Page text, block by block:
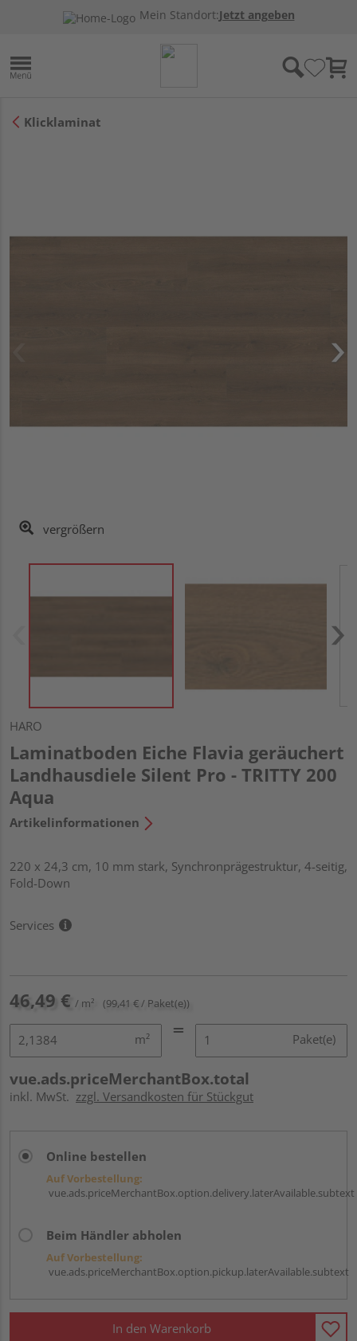
Mein Standort:Jetzt angeben
Klicklaminat
vergrößern
HARO
Laminatboden Eiche Flavia geräuchert
Landhausdiele Silent Pro - TRITTY 200
Aqua
Artikelinformationen
220 x 24,3 cm, 10 mm stark, Synchronprägestruktur, 4-seitig,
Fold-Down
Services
46,49 € / m² (99,41 € / Paket(e))
m² Paket(e)
vue.ads.priceMerchantBox.total
inkl. MwSt. zzgl. Versandkosten für Stückgut
Online bestellen
Auf Vorbestellung:
vue.ads.priceMerchantBox.option.delivery.laterAvailable.subtext
Beim Händler abholen
Auf Vorbestellung:
vue.ads.priceMerchantBox.option.pickup.laterAvailable.subtext
In den Warenkorb